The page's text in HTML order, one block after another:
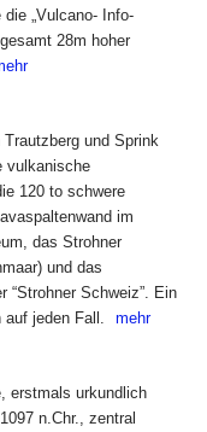
„Vulcano- Info-
28m hoher
und Sprink
vulkanische
120 to schwere
im
das Strohner
und das
“Strohner Schweiz”. Ein
jeden Fall.
mehr
erstmals urkundlich
n.Chr., zentral